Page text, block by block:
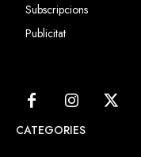
Subscripcions
Publicitat
CATEGORIES